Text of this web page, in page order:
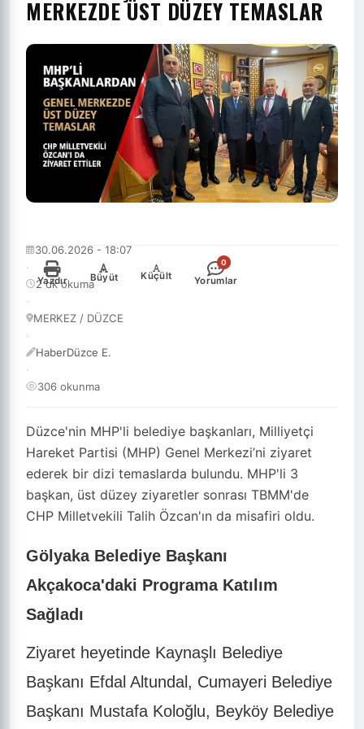
MERKEZDE ÜST DÜZEY TEMASLAR
Düzce'nin MHP'li belediye başkanları, Milliyetçi
Hareket Partisi (MHP) Genel Merkezi’ni ziyaret
ederek bir dizi temaslarda bulundu. MHP'li 3
başkan, üst düzey ziyaretler sonrası TBMM'de
CHP Milletvekili Talih Özcan'ın da misafiri oldu.
30.06.2026 - 18:07
·
2 dk okuma
·
MERKEZ / DÜZCE
·
HaberDüzce E.
·
306 okunma
Yazdır
+
Büyüt
-
Küçült
0
Yorumlar
Gölyaka Belediye Başkanı
Akçakoca'daki Programa Katılım
Sağladı
Ziyaret heyetinde Kaynaşlı Belediye
Başkanı Efdal Altundal, Cumayeri Belediye
Başkanı Mustafa Koloğlu, Beyköy Belediye